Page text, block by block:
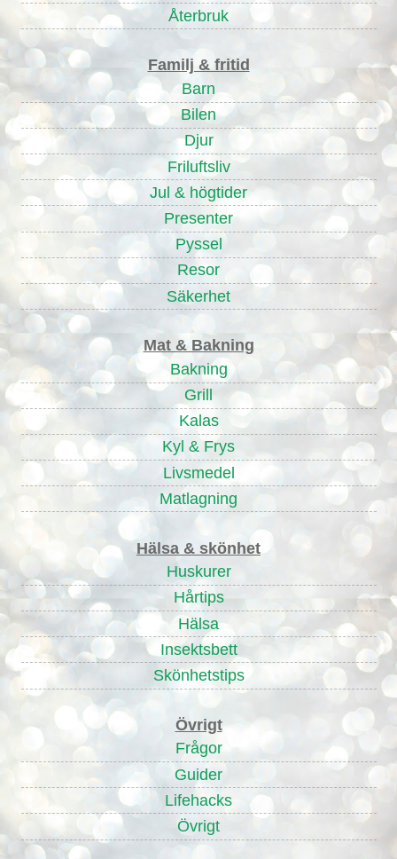
Återbruk
Familj & fritid
Barn
Bilen
Djur
Friluftsliv
Jul & högtider
Presenter
Pyssel
Resor
Säkerhet
Mat & Bakning
Bakning
Grill
Kalas
Kyl & Frys
Livsmedel
Matlagning
Hälsa & skönhet
Huskurer
Hårtips
Hälsa
Insektsbett
Skönhetstips
Övrigt
Frågor
Guider
Lifehacks
Övrigt